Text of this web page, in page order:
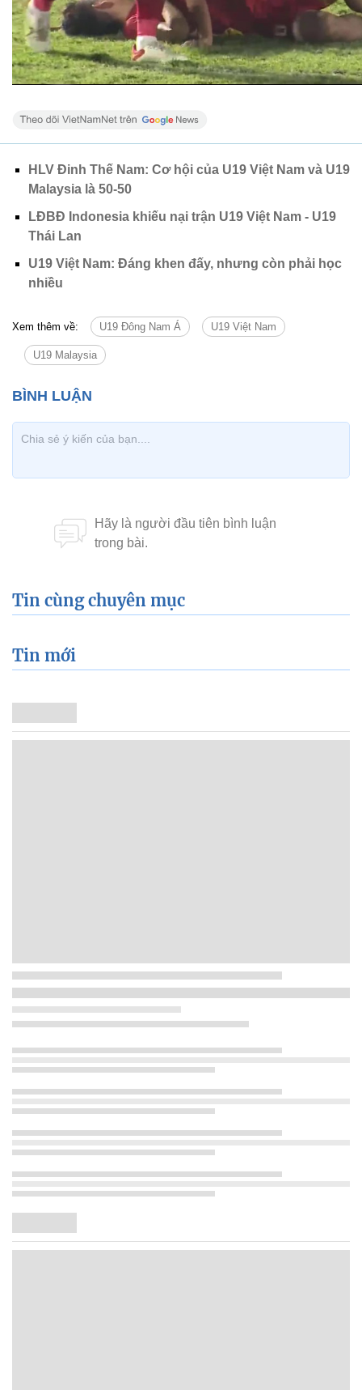
HLV Đinh Thế Nam: Cơ hội của U19 Việt Nam và U19
Malaysia là 50-50
LĐBĐ Indonesia khiếu nại trận U19 Việt Nam - U19
Thái Lan
U19 Việt Nam: Đáng khen đấy, nhưng còn phải học
nhiều
Xem thêm về: U19 Đông Nam Á U19 Việt Nam
U19 Malaysia
Tin cùng chuyên mục
Tin mới